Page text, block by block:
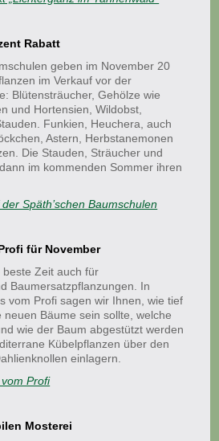
Rabatt
geben im November 20
im Verkauf vor der
Blütensträucher, Gehölze wie
und Hortensien, Wildobst,
Funkien, Heuchera, auch
Astern, Herbstanemonen
Die Stauden, Sträucher und
im kommenden Sommer ihren
Späth’schen Baumschulen
für November
Zeit auch für
Baumersatzpflanzungen. In
vom Profi sagen wir Ihnen, wie tief
neuen Bäume sein sollte, welche
wie der Baum abgestützt werden
Kübelpflanzen über den
einlagern.
Profi
Mosterei